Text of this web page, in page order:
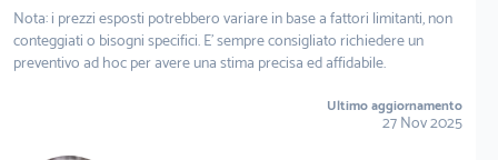
Nota: i prezzi esposti potrebbero variare in base a fattori limitanti, non
conteggiati o bisogni specifici. E' sempre consigliato richiedere un
preventivo ad hoc per avere una stima precisa ed affidabile.
Ultimo aggiornamento
27 Nov 2025